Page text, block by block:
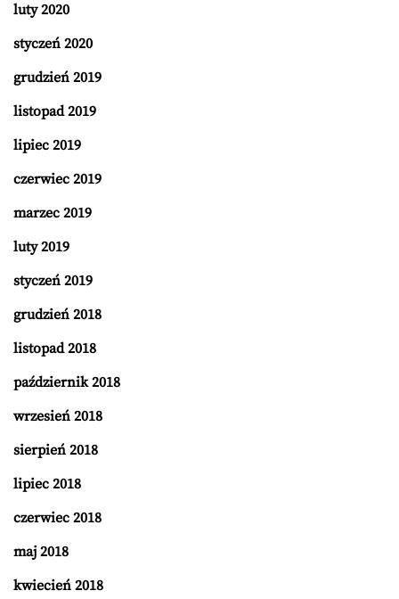
luty 2020
styczeń 2020
grudzień 2019
listopad 2019
lipiec 2019
czerwiec 2019
marzec 2019
luty 2019
styczeń 2019
grudzień 2018
listopad 2018
październik 2018
wrzesień 2018
sierpień 2018
lipiec 2018
czerwiec 2018
maj 2018
kwiecień 2018